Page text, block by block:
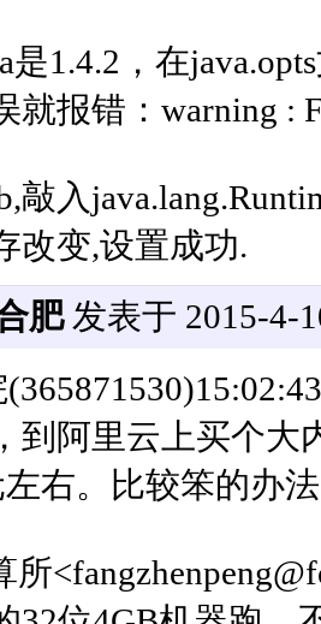
是1.4.2，在
报错：warning :
敲入
改变,设置成功.
肥发表于 2015-4-
到阿里云上买个大
右。比较笨的办